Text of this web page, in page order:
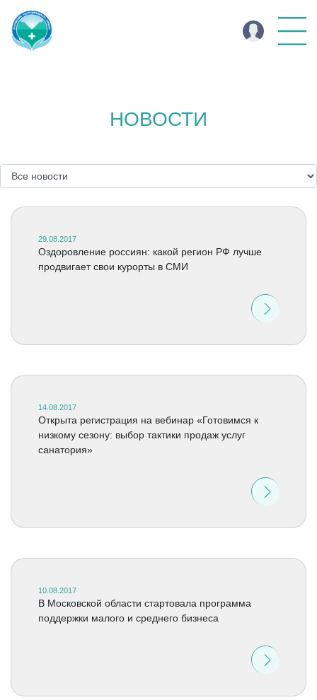
НОВОСТИ
29.08.2017
Оздоровление россиян: какой регион РФ лучше
продвигает свои курорты в СМИ
14.08.2017
Открыта регистрация на вебинар «Готовимся к
низкому сезону: выбор тактики продаж услуг
санатория»
10.08.2017
В Московской области стартовала программа
поддержки малого и среднего бизнеса